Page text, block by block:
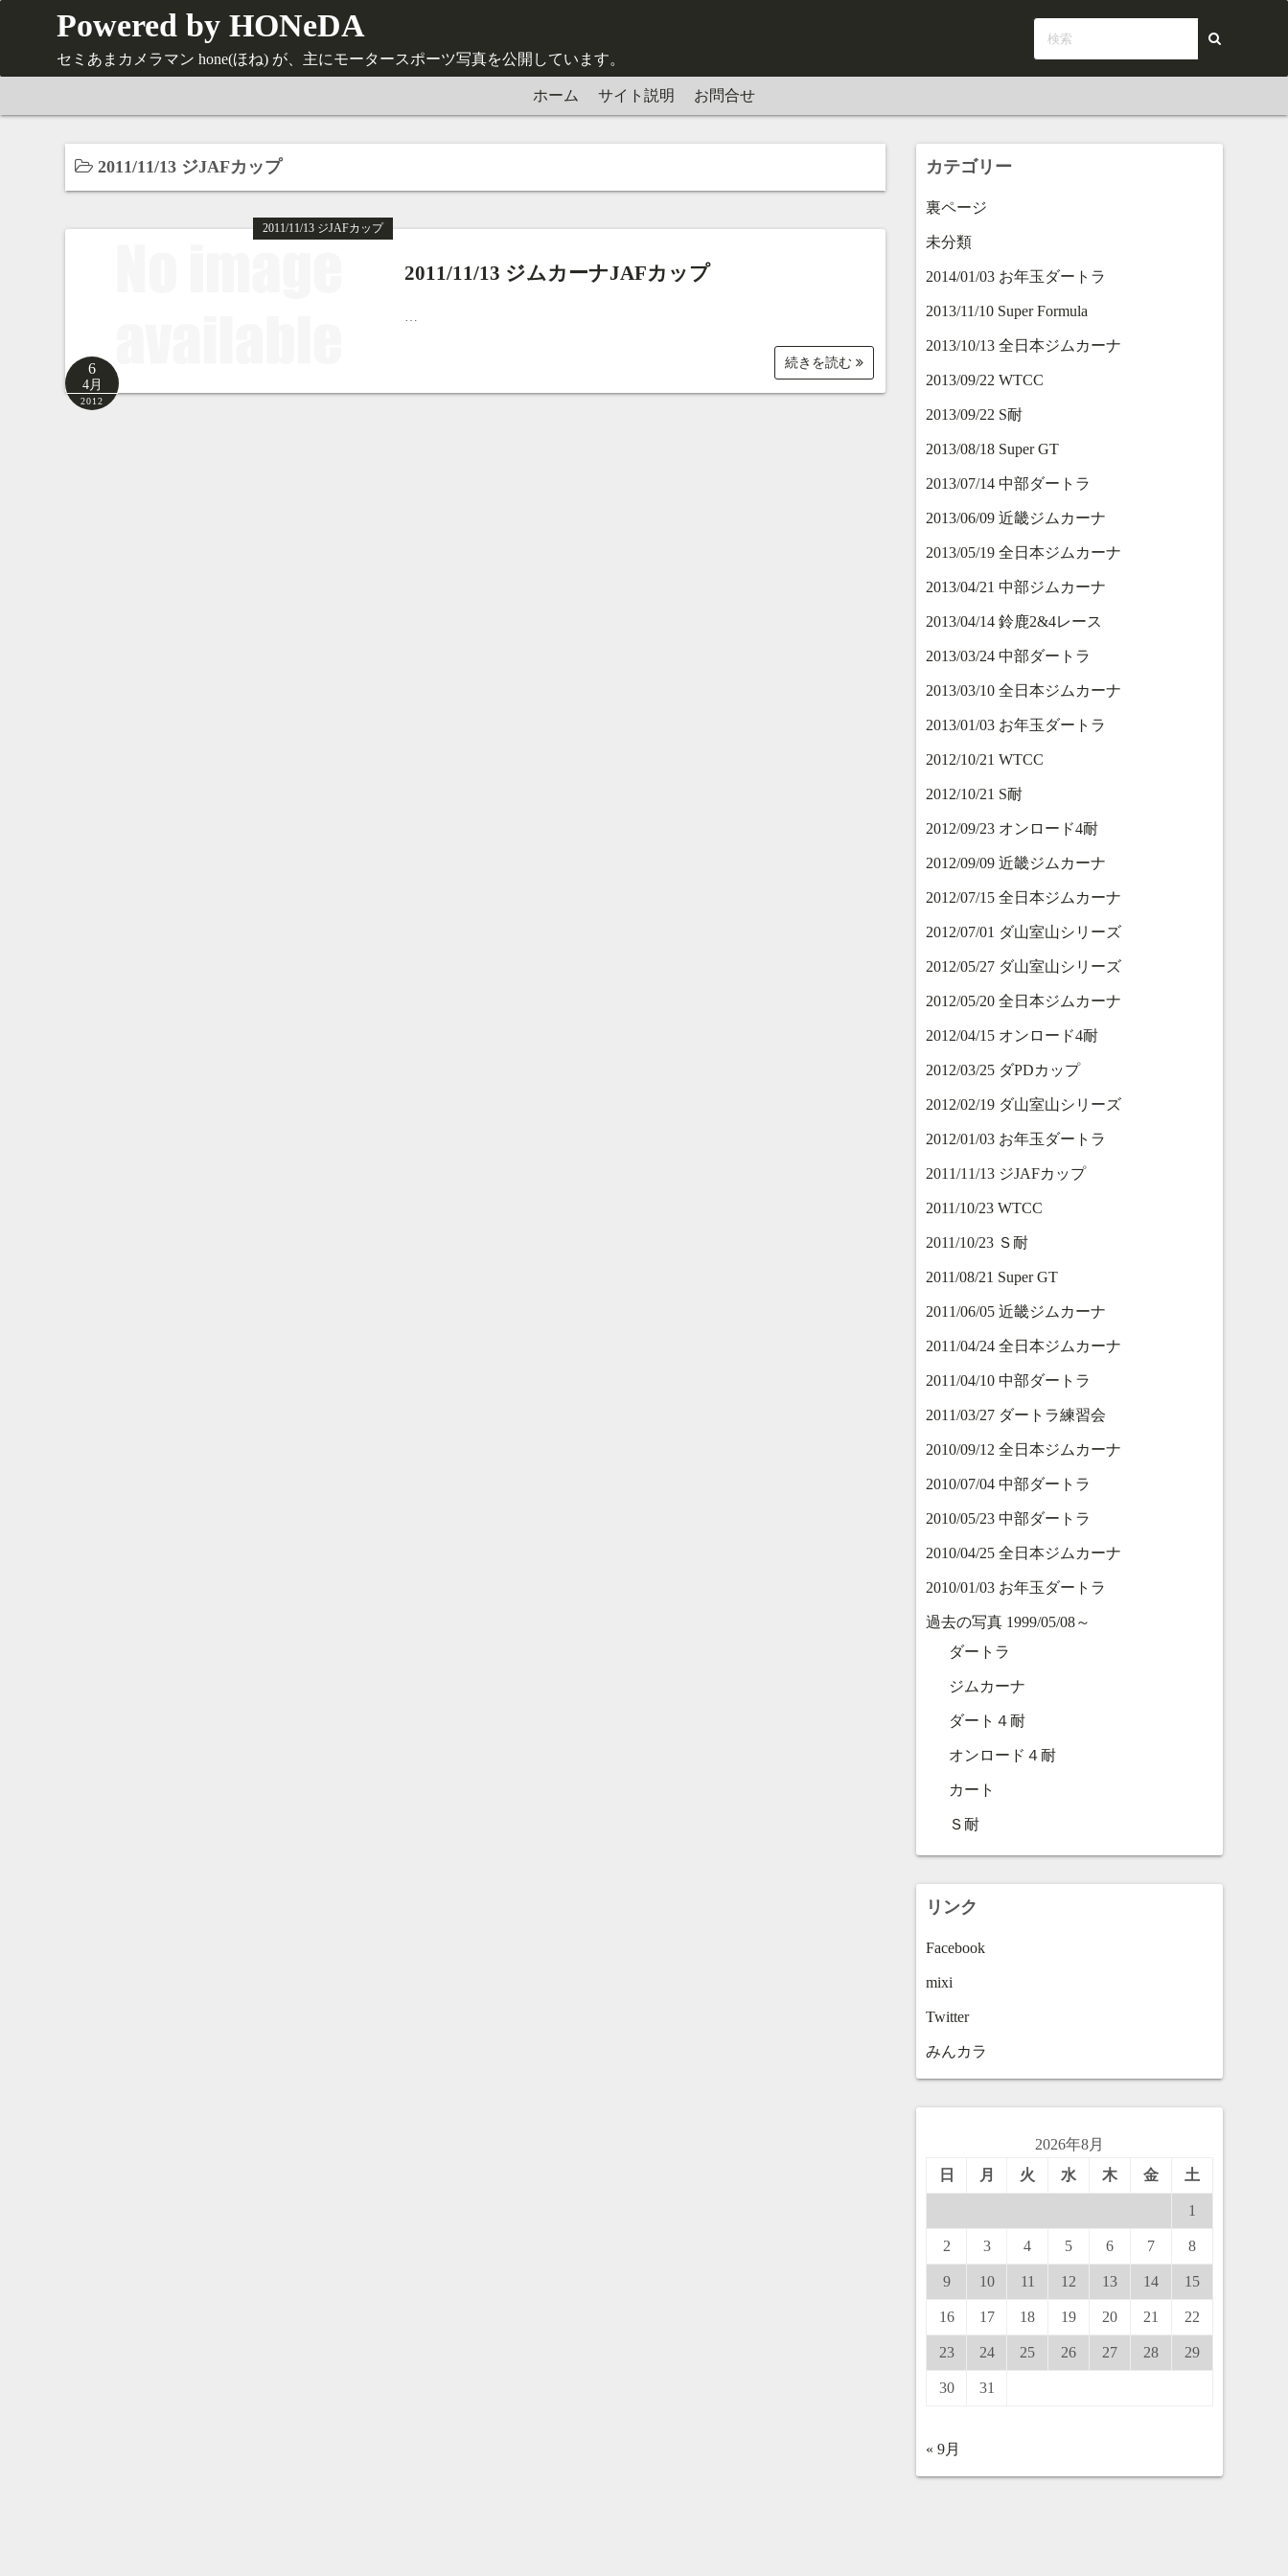
Powered by HONeDA
セミあまカメラマン hone(ほね) が、主にモータースポーツ写真を公開しています。
ホーム サイト説明 お問合せ
2011/11/13 ジJAFカップ
2011/11/13 ジJAFカップ
6
4月
2012
2011/11/13 ジムカーナJAFカップ
…
続きを読む
カテゴリー
裏ページ
未分類
2014/01/03 お年玉ダートラ
2013/11/10 Super Formula
2013/10/13 全日本ジムカーナ
2013/09/22 WTCC
2013/09/22 S耐
2013/08/18 Super GT
2013/07/14 中部ダートラ
2013/06/09 近畿ジムカーナ
2013/05/19 全日本ジムカーナ
2013/04/21 中部ジムカーナ
2013/04/14 鈴鹿2&4レース
2013/03/24 中部ダートラ
2013/03/10 全日本ジムカーナ
2013/01/03 お年玉ダートラ
2012/10/21 WTCC
2012/10/21 S耐
2012/09/23 オンロード4耐
2012/09/09 近畿ジムカーナ
2012/07/15 全日本ジムカーナ
2012/07/01 ダ山室山シリーズ
2012/05/27 ダ山室山シリーズ
2012/05/20 全日本ジムカーナ
2012/04/15 オンロード4耐
2012/03/25 ダPDカップ
2012/02/19 ダ山室山シリーズ
2012/01/03 お年玉ダートラ
2011/11/13 ジJAFカップ
2011/10/23 WTCC
2011/10/23 Ｓ耐
2011/08/21 Super GT
2011/06/05 近畿ジムカーナ
2011/04/24 全日本ジムカーナ
2011/04/10 中部ダートラ
2011/03/27 ダートラ練習会
2010/09/12 全日本ジムカーナ
2010/07/04 中部ダートラ
2010/05/23 中部ダートラ
2010/04/25 全日本ジムカーナ
2010/01/03 お年玉ダートラ
過去の写真 1999/05/08～
ダートラ
ジムカーナ
ダート４耐
オンロード４耐
カート
Ｓ耐
リンク
Facebook
mixi
Twitter
みんカラ
2026年8月
日
月 火 水 木 金 土
1
2 3 4 5 6 7 8
9 10 11 12 13 14 15
16 17 18 19 20 21 22
23 24 25 26 27 28 29
30 31
« 9月